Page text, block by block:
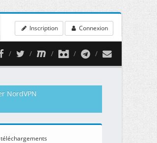
Inscription Connexion
NordVPN